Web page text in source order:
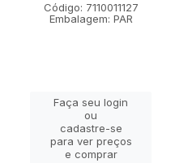
Código: 7110011127
Embalagem: PAR
Faça seu login
ou
cadastre-se
para ver preços
e comprar